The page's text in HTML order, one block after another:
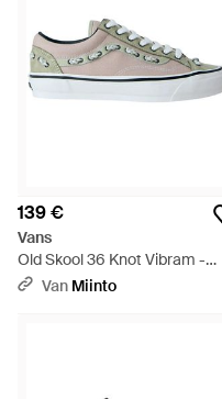
139 €
Vans
Old Skool 36 Knot Vibram -
GrijsVan Miinto